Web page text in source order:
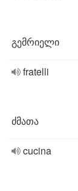
გემრიელი
fratelli
ძმათა
cucina